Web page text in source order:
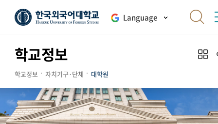
Language
학교정보
학교정보 자치기구·단체 대학원